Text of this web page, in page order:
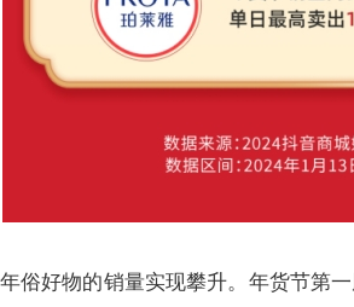
俗好物的销量实现攀升。年货节第